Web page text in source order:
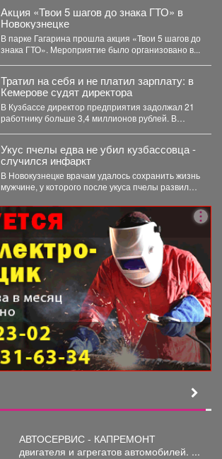
Акция «Твои 5 шагов до знака ГТО» в
Новокузнецке
В парке Гагарина прошла акция «Твои 5 шагов до
знака ГТО». Мероприятие было организовано в...
Тратил на себя и не платил зарплату: в
Кемерове судят директора
В Кузбассе директор предприятия задолжал 21
работнику больше 3,4 миллионов рублей. В
Укус пчелы едва не убил кузбассовца -
случился инфаркт
В Новокузнецке врачам удалось сохранить жизнь
мужчине, у которого после укуса пчелы развился
АВТОСЕРВИС - КАПРЕМОНТ
двигателя и агрегатов автомобилей. ...